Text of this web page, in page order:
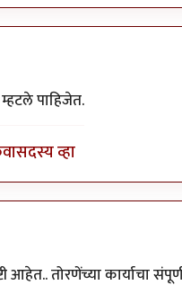
पाहिजेत.
सदस्य व्हा
आहेत.. तोरणेंच्या कार्याचा